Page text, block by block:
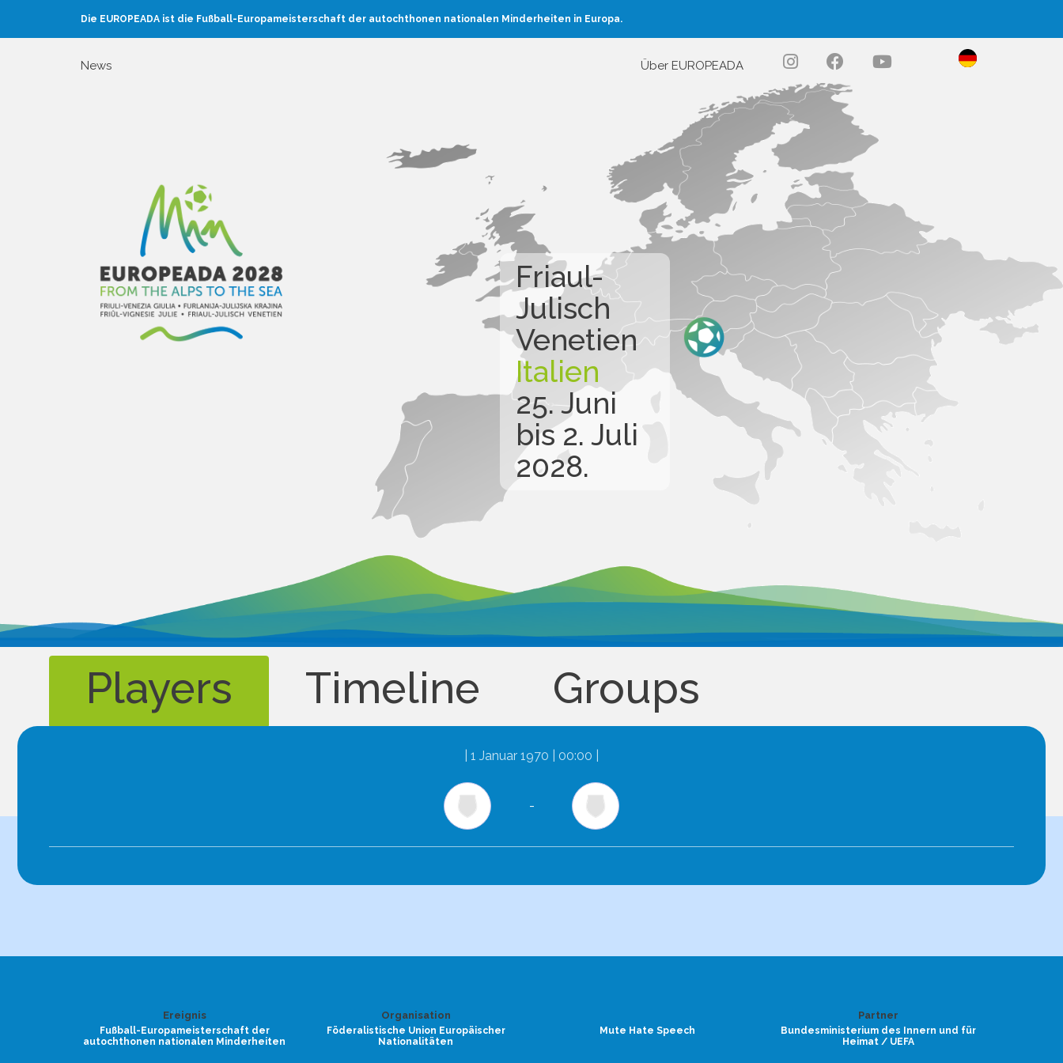
Die EUROPEADA ist die Fußball-Europameisterschaft der autochthonen nationalen Minderheiten in Europa.
News Über EUROPEADA
Friaul-
Julisch
Venetien
Italien
25. Juni
bis 2. Juli
2028.
Players Timeline Groups
1 Januar 1970 | 00:00
-
Ereignis
Fußball-Europameisterschaft der
autochthonen nationalen Minderheiten
Organisation
Föderalistische Union Europäischer
Nationalitäten
Mute Hate Speech
Partner
Bundesministerium des Innern und für
Heimat / UEFA